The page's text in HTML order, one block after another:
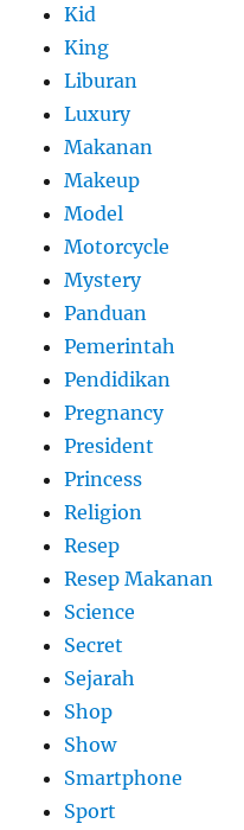
Kid
King
Liburan
Luxury
Makanan
Makeup
Model
Motorcycle
Mystery
Panduan
Pemerintah
Pendidikan
Pregnancy
President
Princess
Religion
Resep
Resep Makanan
Science
Secret
Sejarah
Shop
Show
Smartphone
Sport